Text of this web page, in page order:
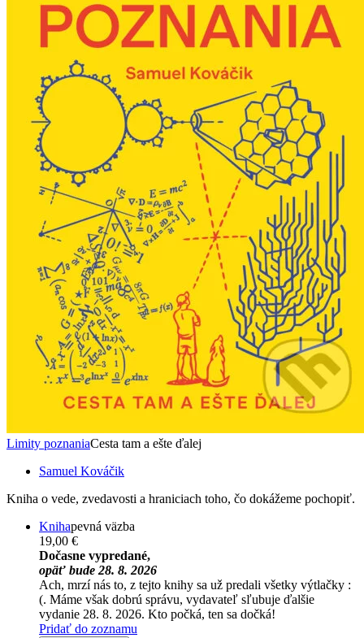
Limity poznaniaCesta tam a ešte ďalej
Samuel Kováčik
Kniha o vede, zvedavosti a hraniciach toho, čo dokážeme pochopiť.
Knihapevná väzba
19,00 €
Dočasne vypredané,
opäť bude 28. 8. 2026
Ach, mrzí nás to, z tejto knihy sa už predali všetky výtlačky :
(. Máme však dobrú správu, vydavateľ sľubuje ďalšie
vydanie 28. 8. 2026. Kto počká, ten sa dočká!
Pridať do zoznamu